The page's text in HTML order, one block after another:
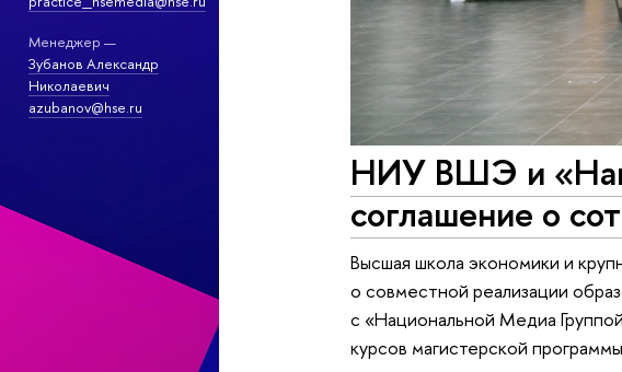
Менеджер —
Зубанов Александр
Николаевич
azubanov@hse.ru
НИУ ВШЭ и
соглашение о
Высшая школа экономики и
о совместной реализации
с «Национальной Медиа
курсов магистерской